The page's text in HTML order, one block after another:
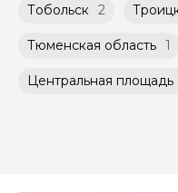
Тобольск 2
Тюменская область 1
Центральная площадь